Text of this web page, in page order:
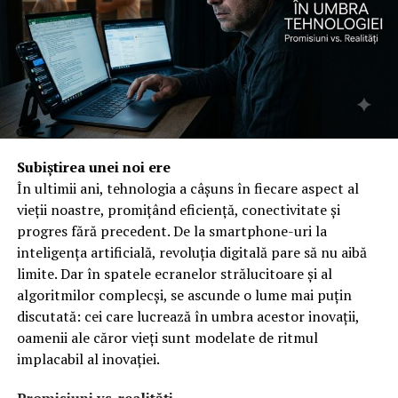
sustenabil, nu într-o povară. Beneficiile cumulative ale
acestei abordări sunt vizibile nu doar pe cântar, ci și în
starea de spirit, în nivelul de energie și în calitatea
generală a vieții, demonstrând că slabirea poate fi un
proces armonios și plin de recompense, nu o luptă
constantă.
De ce activitatea fizică
moderată este cheia, nu
exercițiile epuizante?
Exercițiile fizice intense, deși eficiente pentru arderea
rapidă a caloriilor și construirea masei musculare, pot fi
descurajante și greu de menținut pentru majoritatea
oamenilor. Ele necesită un nivel ridicat de motivație, o
anumită condiție fizică preexistentă și un timp
considerabil. În contrast, activitatea fizică moderată,
Subiștirea unei noi ere
În ultimii ani, tehnologia a câșuns în fiecare aspect al
vieții noastre, promițând eficiență, conectivitate și
progres fără precedent. De la smartphone-uri la
inteligența artificială, revoluția digitală pare să nu aibă
limite. Dar în spatele ecranelor strălucitoare și al
algoritmilor complecși, se ascunde o lume mai puțin
discutată: cei care lucrează în umbra acestor inovații,
oamenii ale căror vieți sunt modelate de ritmul
implacabil al inovației.